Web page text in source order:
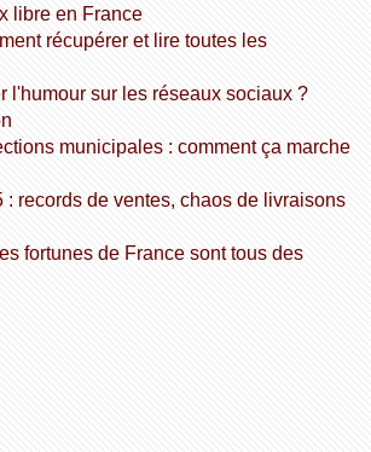
libre en France
l'humour sur les réseaux sociaux ?